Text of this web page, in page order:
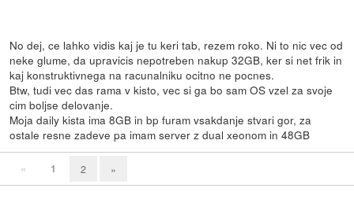
No dej, ce lahko vidis kaj je tu keri tab, rezem roko. Ni to nic vec od
neke glume, da upravicis nepotreben nakup 32GB, ker si net frik in
kaj konstruktivnega na racunalniku ocitno ne pocnes.
Btw, tudi vec das rama v kisto, vec si ga bo sam OS vzel za svoje
cim boljse delovanje.
Moja daily kista ima 8GB in bp furam vsakdanje stvari gor, za
ostale resne zadeve pa imam server z dual xeonom in 48GB
« 1 2 »